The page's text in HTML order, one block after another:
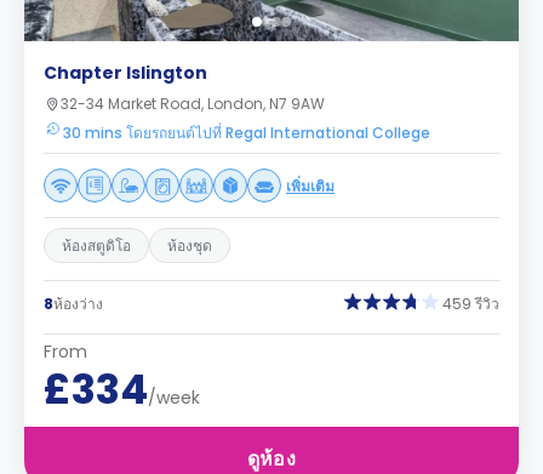
Chapter Islington
32-34 Market Road, London, N7 9AW
30 mins โดยรถยนต์ไปที่ Regal International College
เพิ่มเติม
ห้องสตูดิโอ ห้องชุด
8ห้องว่าง 459 รีวิว
From
£334/week
ดูห้อง